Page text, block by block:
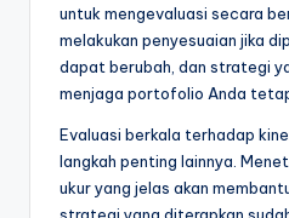
untuk mengevaluasi secara
melakukan penyesuaian jika
dapat berubah, dan strategi
menjaga portofolio Anda
Evaluasi berkala terhadap
langkah penting lainnya.
ukur yang jelas akan
strategi yang diterapkan